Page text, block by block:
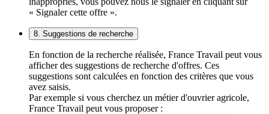
« Signaler cette offre ».
8. Suggestions de recherche
En fonction de la recherche réalisée, France Travail peut vous
afficher des suggestions de recherche d'offres. Ces
suggestions sont calculées en fonction des critères que vous
avez saisis.
Par exemple si vous cherchez un métier d'ouvrier agricole,
France Travail peut vous proposer :